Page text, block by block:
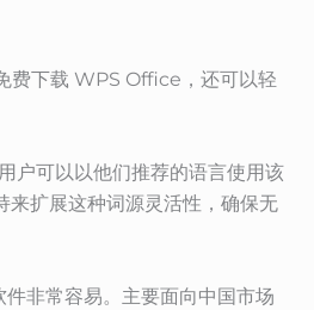
费下载 WPS Office，还可以轻
户可以以他们推荐的语言使用该
来扩展这种词源灵活性，确保无
非常容易。主要面向中国市场